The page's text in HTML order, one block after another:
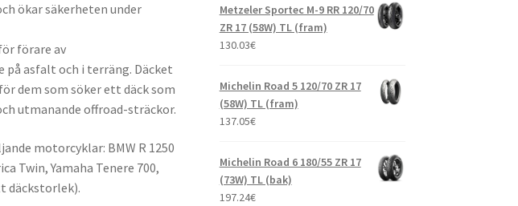
ökar säkerheten under
förare av
asfalt och i terräng. Däcket
dem som söker ett däck som
utmanande offroad-sträckor.
motorcyklar: BMW R 1250
Twin, Yamaha Tenere 700,
däckstorlek).
Metzeler Sportec M-9 RR 120/70
ZR 17 (58W) TL (fram)
130.03€
Michelin Road 5 120/70 ZR 17
(58W) TL (fram)
137.05€
Michelin Road 6 180/55 ZR 17
(73W) TL (bak)
197.24€